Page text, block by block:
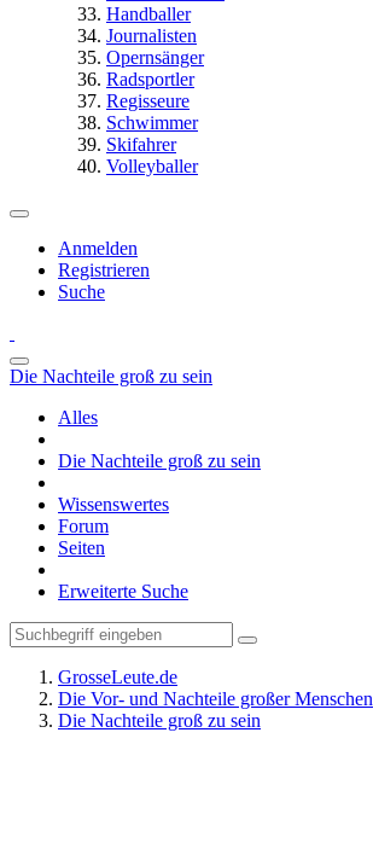
Handballer
Journalisten
Opernsänger
Radsportler
Regisseure
Schwimmer
Skifahrer
Volleyballer
Anmelden
Registrieren
Suche
Die Nachteile groß zu sein
Alles
Die Nachteile groß zu sein
Wissenswertes
Forum
Seiten
Erweiterte Suche
GrosseLeute.de
Die Vor- und Nachteile großer Menschen
Die Nachteile groß zu sein